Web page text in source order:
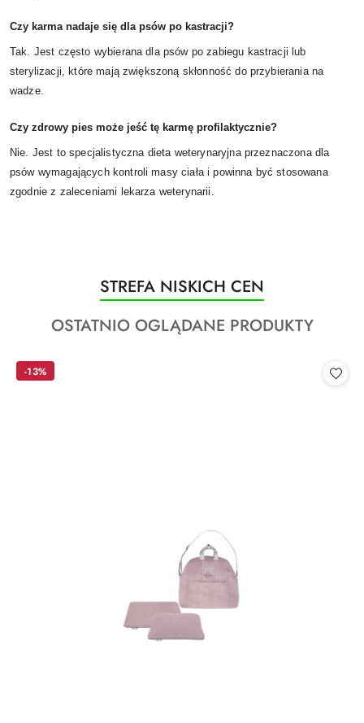
Czy karma nadaje się dla psów po kastracji?
Tak. Jest często wybierana dla psów po zabiegu kastracji lub
sterylizacji, które mają zwiększoną skłonność do przybierania na
wadze.
Czy zdrowy pies może jeść tę karmę profilaktycznie?
Nie. Jest to specjalistyczna dieta weterynaryjna przeznaczona dla
psów wymagających kontroli masy ciała i powinna być stosowana
zgodnie z zaleceniami lekarza weterynarii.
Pomiń karuzelę produktów
Produkty
o
statusie:
STREFA NISKICH CEN
Produkty
statusie:
OSTATNIO OGLĄDANE PRODUKTY
-13%